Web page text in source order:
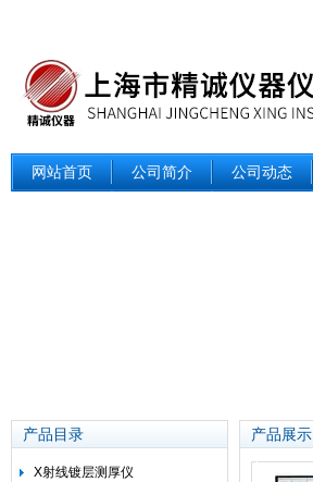
网站首页 公司简介 公司动态
产品目录
X射线镀层测厚仪
产品展示